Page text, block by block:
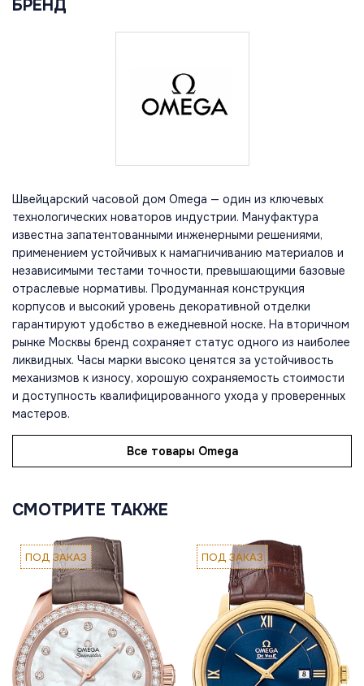
БРЕНД
Швейцарский часовой дом Omega — один из ключевых
технологических новаторов индустрии. Мануфактура
известна запатентованными инженерными решениями,
применением устойчивых к намагничиванию материалов и
независимыми тестами точности, превышающими базовые
отраслевые нормативы. Продуманная конструкция
корпусов и высокий уровень декоративной отделки
гарантируют удобство в ежедневной носке. На вторичном
рынке Москвы бренд сохраняет статус одного из наиболее
ликвидных. Часы марки высоко ценятся за устойчивость
механизмов к износу, хорошую сохраняемость стоимости
и доступность квалифицированного ухода у проверенных
мастеров.
Все товары Omega
СМОТРИТЕ ТАКЖЕ
ПОД ЗАКАЗ ПОД ЗАКАЗ